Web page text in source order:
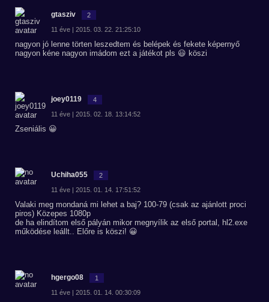
gtasziv 2
11 éve | 2015. 03. 22. 21:25:10
nagyon jó lenne törten leszedtem és belépek és fekete képernyő
nagyon kéne nagyon imádom ezt a játékot pls 😃 köszi
joey0119 4
11 éve | 2015. 02. 18. 13:14:52
Zseniális 😀
Uchiha055 2
11 éve | 2015. 01. 14. 17:51:52
Valaki meg mondaná mi lehet a baj? 100-79 (csak az ajánlott proci
piros) Közepes 1080p
de ha elindítom első pályán mikor megnyílik az első portal, hl2.exe
működése leállt.. Előre is köszi! 😀
hgergo08 1
11 éve | 2015. 01. 14. 00:30:09